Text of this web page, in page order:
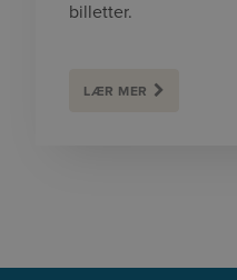
billetter.
LÆR MER